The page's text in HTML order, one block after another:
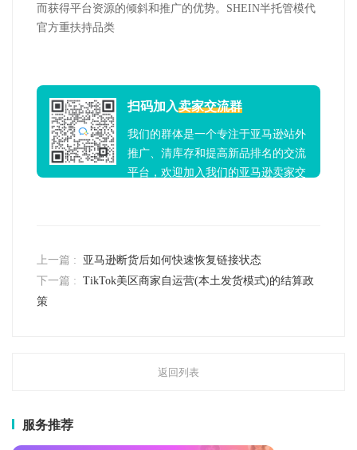
而获得平台资源的倾斜和推广的优势。SHEIN半托管模代
官方重扶持品类
扫码加入卖家交流群
我们的群体是一个专注于亚马逊站外
推广、清库存和提高新品排名的交流
平台，欢迎加入我们的亚马逊卖家交
上一篇 :
亚马逊断货后如何快速恢复链接状态
下一篇 : TikTok美区商家自运营(本土发货模式)的结算政
策
返回列表
服务推荐